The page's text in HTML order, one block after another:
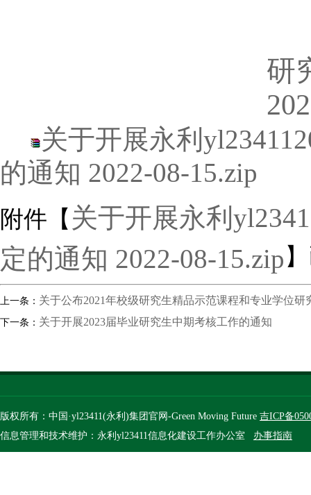
研
关于开展永利
的通知 2022-08-15.zip
附件【 关于开展永利
定的通知 2022-08-15.zip
上一条： 关于公布2021年校级研究生精品示范课程和专业学位
下一条： 关于开展2023届毕业研究生中期考核工作的通知
版权所有：中国·yl23411(永利)集团官网-Green Moving Future 吉ICP备
信息管理和技术维护：永利yl23411信息化建设工作办公室 办事指南